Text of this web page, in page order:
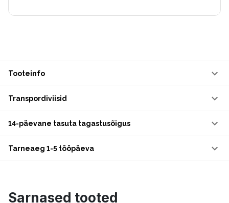
Tooteinfo
Transpordiviisid
14-päevane tasuta tagastusõigus
Tarneaeg 1-5 tööpäeva
Sarnased tooted